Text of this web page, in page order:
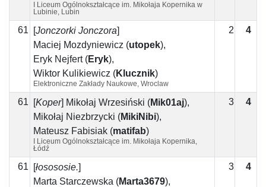
I Liceum Ogólnokształcące im. Mikołaja Kopernika w
Lubinie, Lubin
61 [Jonczorki Jonczora]
Maciej Mozdyniewicz (utopek),
Eryk Nejfert(Eryk),
Wiktor Kulikiewicz (Klucznik)
Elektroniczne Zakłady Naukowe, Wroclaw
2 4
61 [Koper] Mikołaj Wrzesiński (Mik01aj),
Mikołaj Niezbrzycki (MikiNibi),
Mateusz Fabisiak (matifab)
I Liceum Ogólnokształcące im. Mikołaja Kopernika,
Łódź
3 4
61 [łosososie.]
Marta Starczewska (Marta3679),
3 4